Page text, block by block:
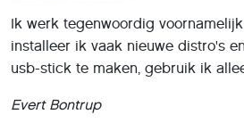
Ik werk tegenwoordig
installeer ik vaak nieuwe distro's
usb-stick te maken, gebruik ik
Evert Bontrup